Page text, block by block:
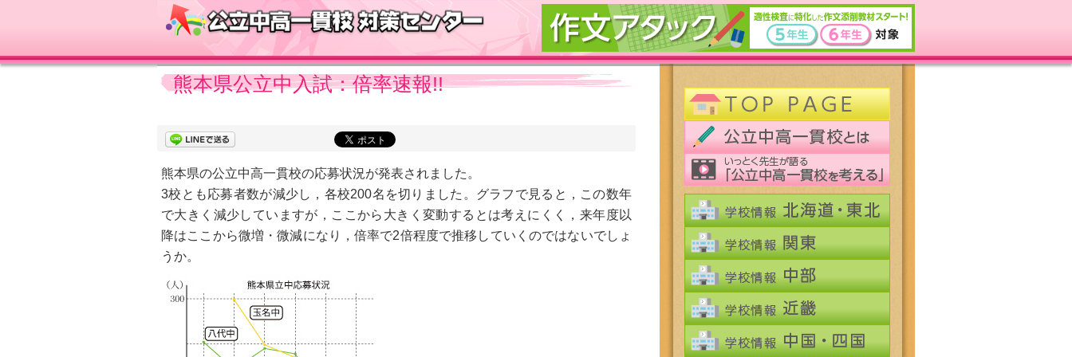
熊本県公立中入試：倍率速報!!
熊本県の公立中高一貫校の応募状況が発表されました。
3校とも応募者数が減少し，各校200名を切りました。グラフで見ると，この数年
で大きく減少していますが，ここから大きく変動するとは考えにくく，来年度以
降はここから微増・微減になり，倍率で2倍程度で推移していくのではないでしょ
うか。